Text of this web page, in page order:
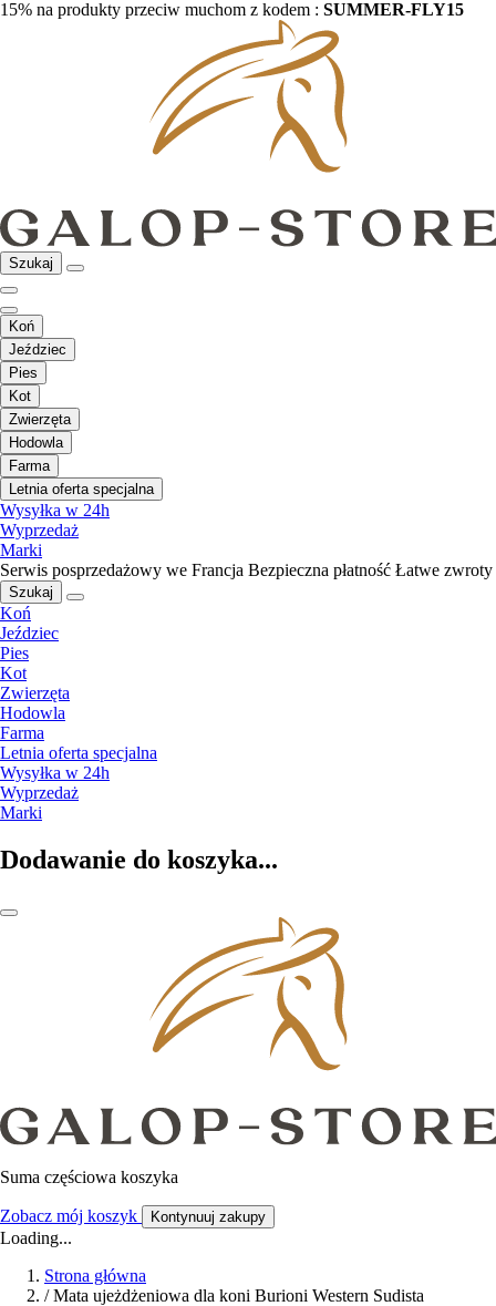
15% na produkty przeciw muchom z kodem : SUMMER-FLY15
Szukaj
Koń
Jeździec
Pies
Kot
Zwierzęta
Hodowla
Farma
Letnia oferta specjalna
Wysyłka w 24h
Wyprzedaż
Marki
Serwis posprzedażowy we Francja Bezpieczna płatność Łatwe zwroty
Szukaj
Koń
Jeździec
Pies
Kot
Zwierzęta
Hodowla
Farma
Letnia oferta specjalna
Wysyłka w 24h
Wyprzedaż
Marki
Dodawanie do koszyka...
Suma częściowa koszyka
Zobacz mój koszyk Kontynuuj zakupy
Loading...
Strona główna
/ Mata ujeżdżeniowa dla koni Burioni Western Sudista